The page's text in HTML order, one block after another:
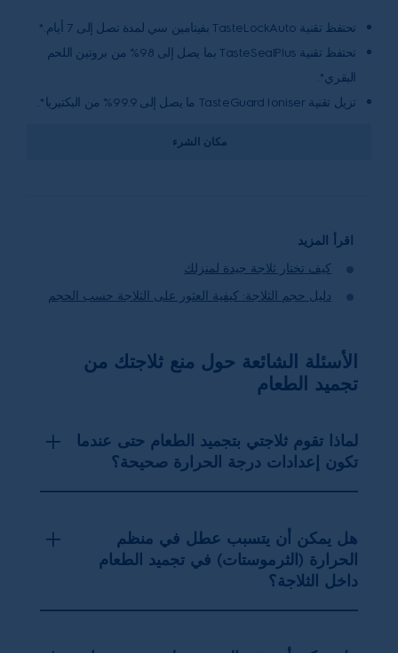
تحتفظ تقنية TasteLockAuto بفيتامين سي لمدة تصل إلى 7 أيام.*
تحتفظ تقنية TasteSealPlus بما يصل إلى 98% من بروتين اللحم
البقري*.
تزيل تقنية TasteGuard Ioniser ما يصل إلى 99.9% من البكتيريا*.
مكان الشرء
اقرأ المزيد
كيف تختار ثلاجة جيدة لمنزلك
دليل حجم الثلاجة: كيفية العثور على الثلاجة حسب الحجم
الأسئلة الشائعة حول منع ثلاجتك من
تجميد الطعام
لماذا تقوم ثلاجتي بتجميد الطعام حتى عندما
تكون إعدادات درجة الحرارة صحيحة؟
هل يمكن أن يتسبب عطل في منظم
الحرارة (الثرموستات) في تجميد الطعام
داخل الثلاجة؟